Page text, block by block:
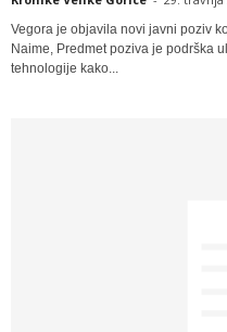
Vegora je objavila novi javni poziv
Naime, Predmet poziva je podrška
tehnologije kako...